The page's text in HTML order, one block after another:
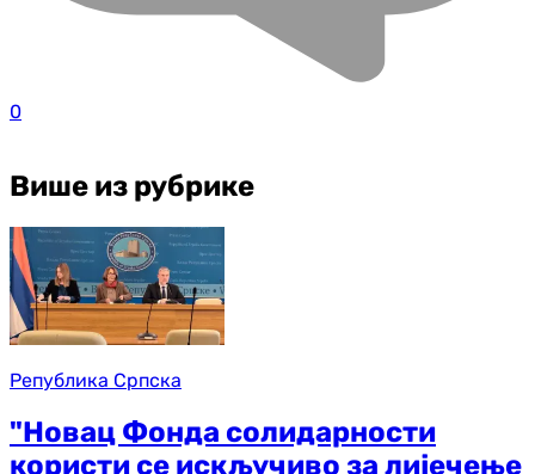
0
Више из рубрике
Република Српска
"Новац Фонда солидарности
користи се искључиво за лијечење